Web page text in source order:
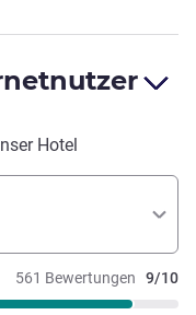
Hotel
561 Bewertungen 9/10